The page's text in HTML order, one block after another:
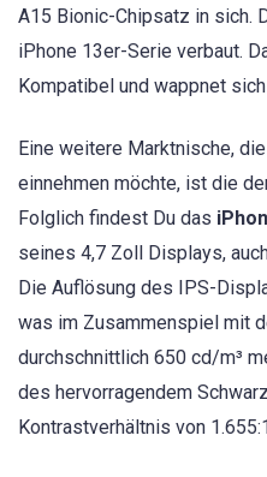
A15 Bionic-Chipsatz in sich.
iPhone 13er-Serie verbaut.
Kompatibel und wappnet
Eine weitere Marktnische,
einnehmen möchte, ist die
Folglich findest Du das
seines 4,7 Zoll Displays,
Die Auflösung des IPS-
was im Zusammenspiel mit
durchschnittlich 650 cd/m³
des hervorragendem
Kontrastverhältnis von